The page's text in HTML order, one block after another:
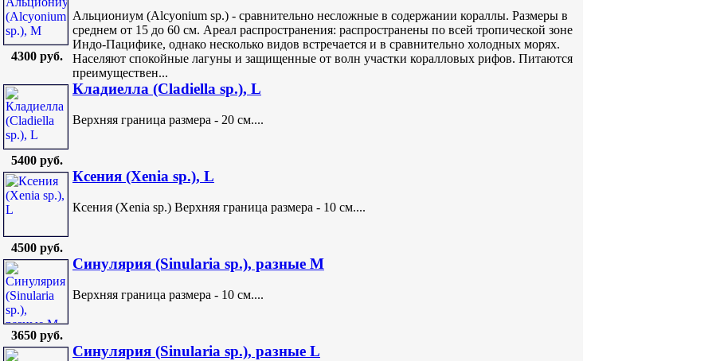
4300 руб.
Альциониум (Alcyonium sp.) - сравнительно несложные в содержании кораллы. Размеры в
среднем от 15 до 60 см. Ареал распространения: распространены по всей тропической зоне
Индо-Пацифике, однако несколько видов встречается и в сравнительно холодных морях.
Населяют спокойные лагуны и защищенные от волн участки коралловых рифов. Питаются
преимуществен...
5400 руб.
Кладиелла (Cladiella sp.), L
Верхняя граница размера - 20 см....
4500 руб.
Ксения (Xenia sp.), L
Ксения (Xenia sp.) Верхняя граница размера - 10 см....
3650 руб.
Синулярия (Sinularia sp.), разные M
Верхняя граница размера - 10 см....
Синулярия (Sinularia sp.), разные L